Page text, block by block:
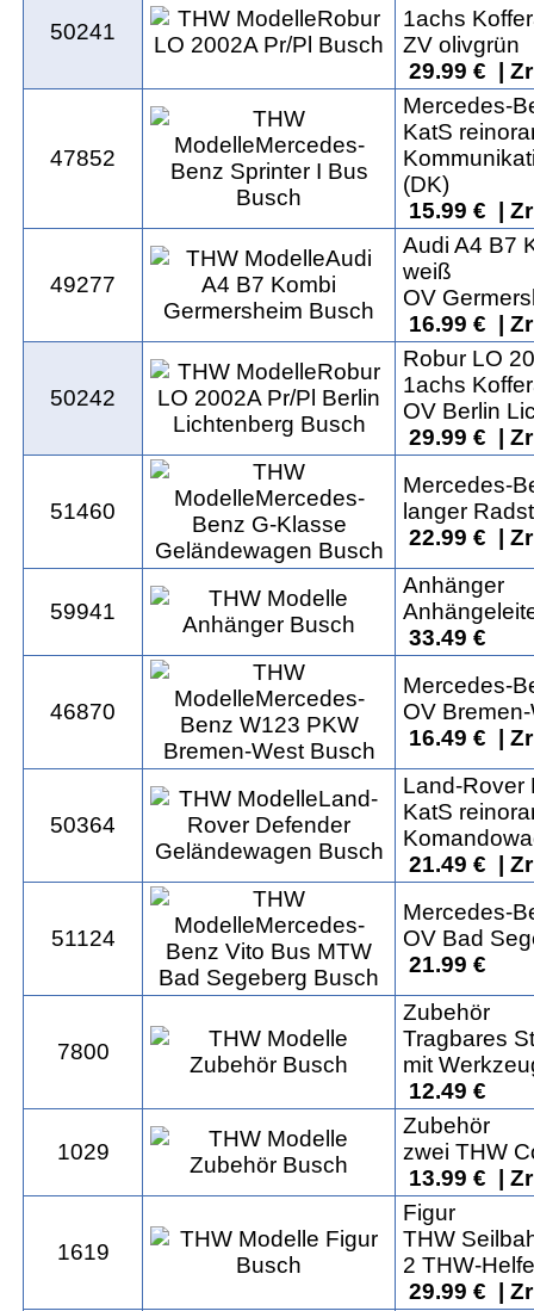
50241
1achs
ZV olivgrün
29.99 € |
47852
Mercedes-
KatS
(DK)
15.99 € |
49277
Audi A4 B7
weiß
OV
16.99 € |
50242
Robur LO
1achs
OV Berlin
29.99 € |
51460
Mercedes-
langer
22.99 € |
59941
Anhänger
33.49 €
46870
Mercedes-
OV
16.49 € |
50364
Land-Rover
KatS
21.49 € |
51124
Mercedes-
OV Bad
21.99 €
7800
Zubehör
Tragbares
mit
12.49 €
1029
Zubehör
zwei THW
13.99 € |
1619
Figur
THW
2 THW-
29.99 € |